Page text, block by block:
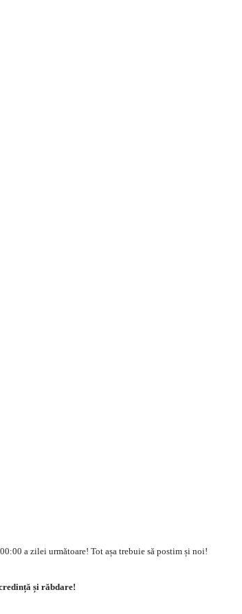
a zilei următoare! Tot așa trebuie să postim și noi!
și răbdare!